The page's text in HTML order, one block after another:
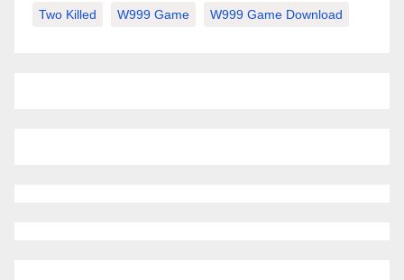
Two Killed W999 Game W999 Game Download